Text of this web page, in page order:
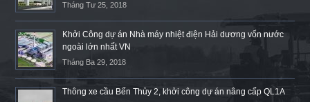
Tháng Tư 25, 2018
Khởi Công dự án Nhà máy nhiệt điện Hải dương vốn nước
ngoài lớn nhất VN
Tháng Ba 29, 2018
Thông xe cầu Bến Thủy 2, khởi công dự án nâng cấp QL1A